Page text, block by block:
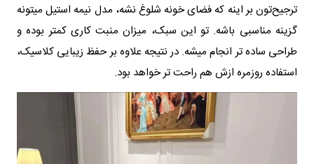
ترجیح‌تون بر اینه که فضای خونه شلوغ نشه، مدل نیمه استیل میتونه
گزینه مناسبی باشه. تو این سبک، میزان منبت کاری کمتر بوده و
طراحی ساده تر انجام میشه. در نتیجه علاوه بر حفظ زیبایی کلاسیک،
استفاده روزمره ازش هم راحت تر خواهد بود.